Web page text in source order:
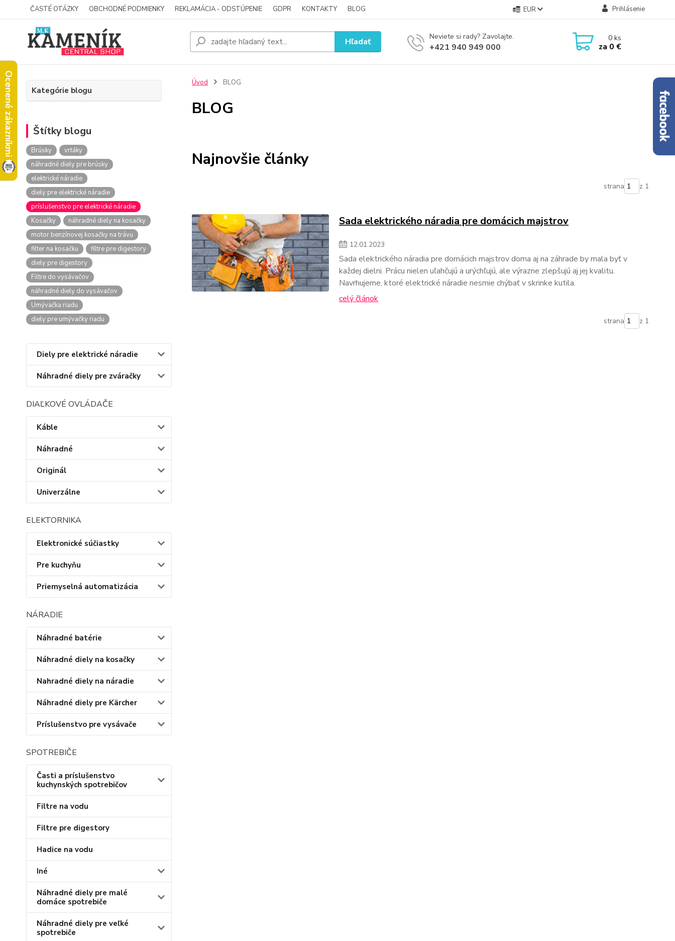
Ocenené zákazníkmi
ČASTÉ OTÁZKY OBCHODNÉ PODMIENKY REKLAMÁCIA - ODSTÚPENIE GDPR KONTAKTY BLOG EUR Prihlásenie
Hľadať Neviete si rady? Zavolajte.
+421 940 949 000
0ks
za 0 €
Kategórie blogu
Štítky blogu
Brúsky
vrtáky
náhradné diely pre brúsky
elektrické náradie
diely pre elektrické náradie
príslušenstvo pre elektrické náradie
Kosačky
náhradné diely na kosačky
motor benzínovej kosačky na trávu
filter na kosačku
filtre pre digestory
diely pre digestory
Filtre do vysávačov
náhradné diely do vysávačov
Umývačka riadu
diely pre umývačky riadu
Diely pre elektrické náradie
Náhradné diely pre zváračky
DIAĽKOVÉ OVLÁDAČE
Káble
Náhradné
Originál
Univerzálne
ELEKTORNIKA
Elektronické súčiastky
Pre kuchyňu
Priemyselná automatizácia
NÁRADIE
Náhradné batérie
Náhradné diely na kosačky
Nahradné diely na náradie
Náhradné diely pre Kärcher
Príslušenstvo pre vysávače
SPOTREBIČE
Časti a príslušenstvo
kuchynských spotrebičov
Filtre na vodu
Filtre pre digestory
Hadice na vodu
Iné
Náhradné diely pre malé
domáce spotrebiče
Náhradné diely pre veľké
spotrebiče
Úvod BLOG
BLOG
Najnovšie články
strana z 1
Sada elektrického náradia pre domácich majstrov
12.01.2023
Sada elektrického náradia pre domácich majstrov doma aj na záhrade by mala byť v
každej dielni. Prácu nielen uľahčujú a urýchľujú, ale výrazne zlepšujú aj jej kvalitu.
Navrhujeme, ktoré elektrické náradie nesmie chýbať v skrinke kutila.
celý článok
strana z 1